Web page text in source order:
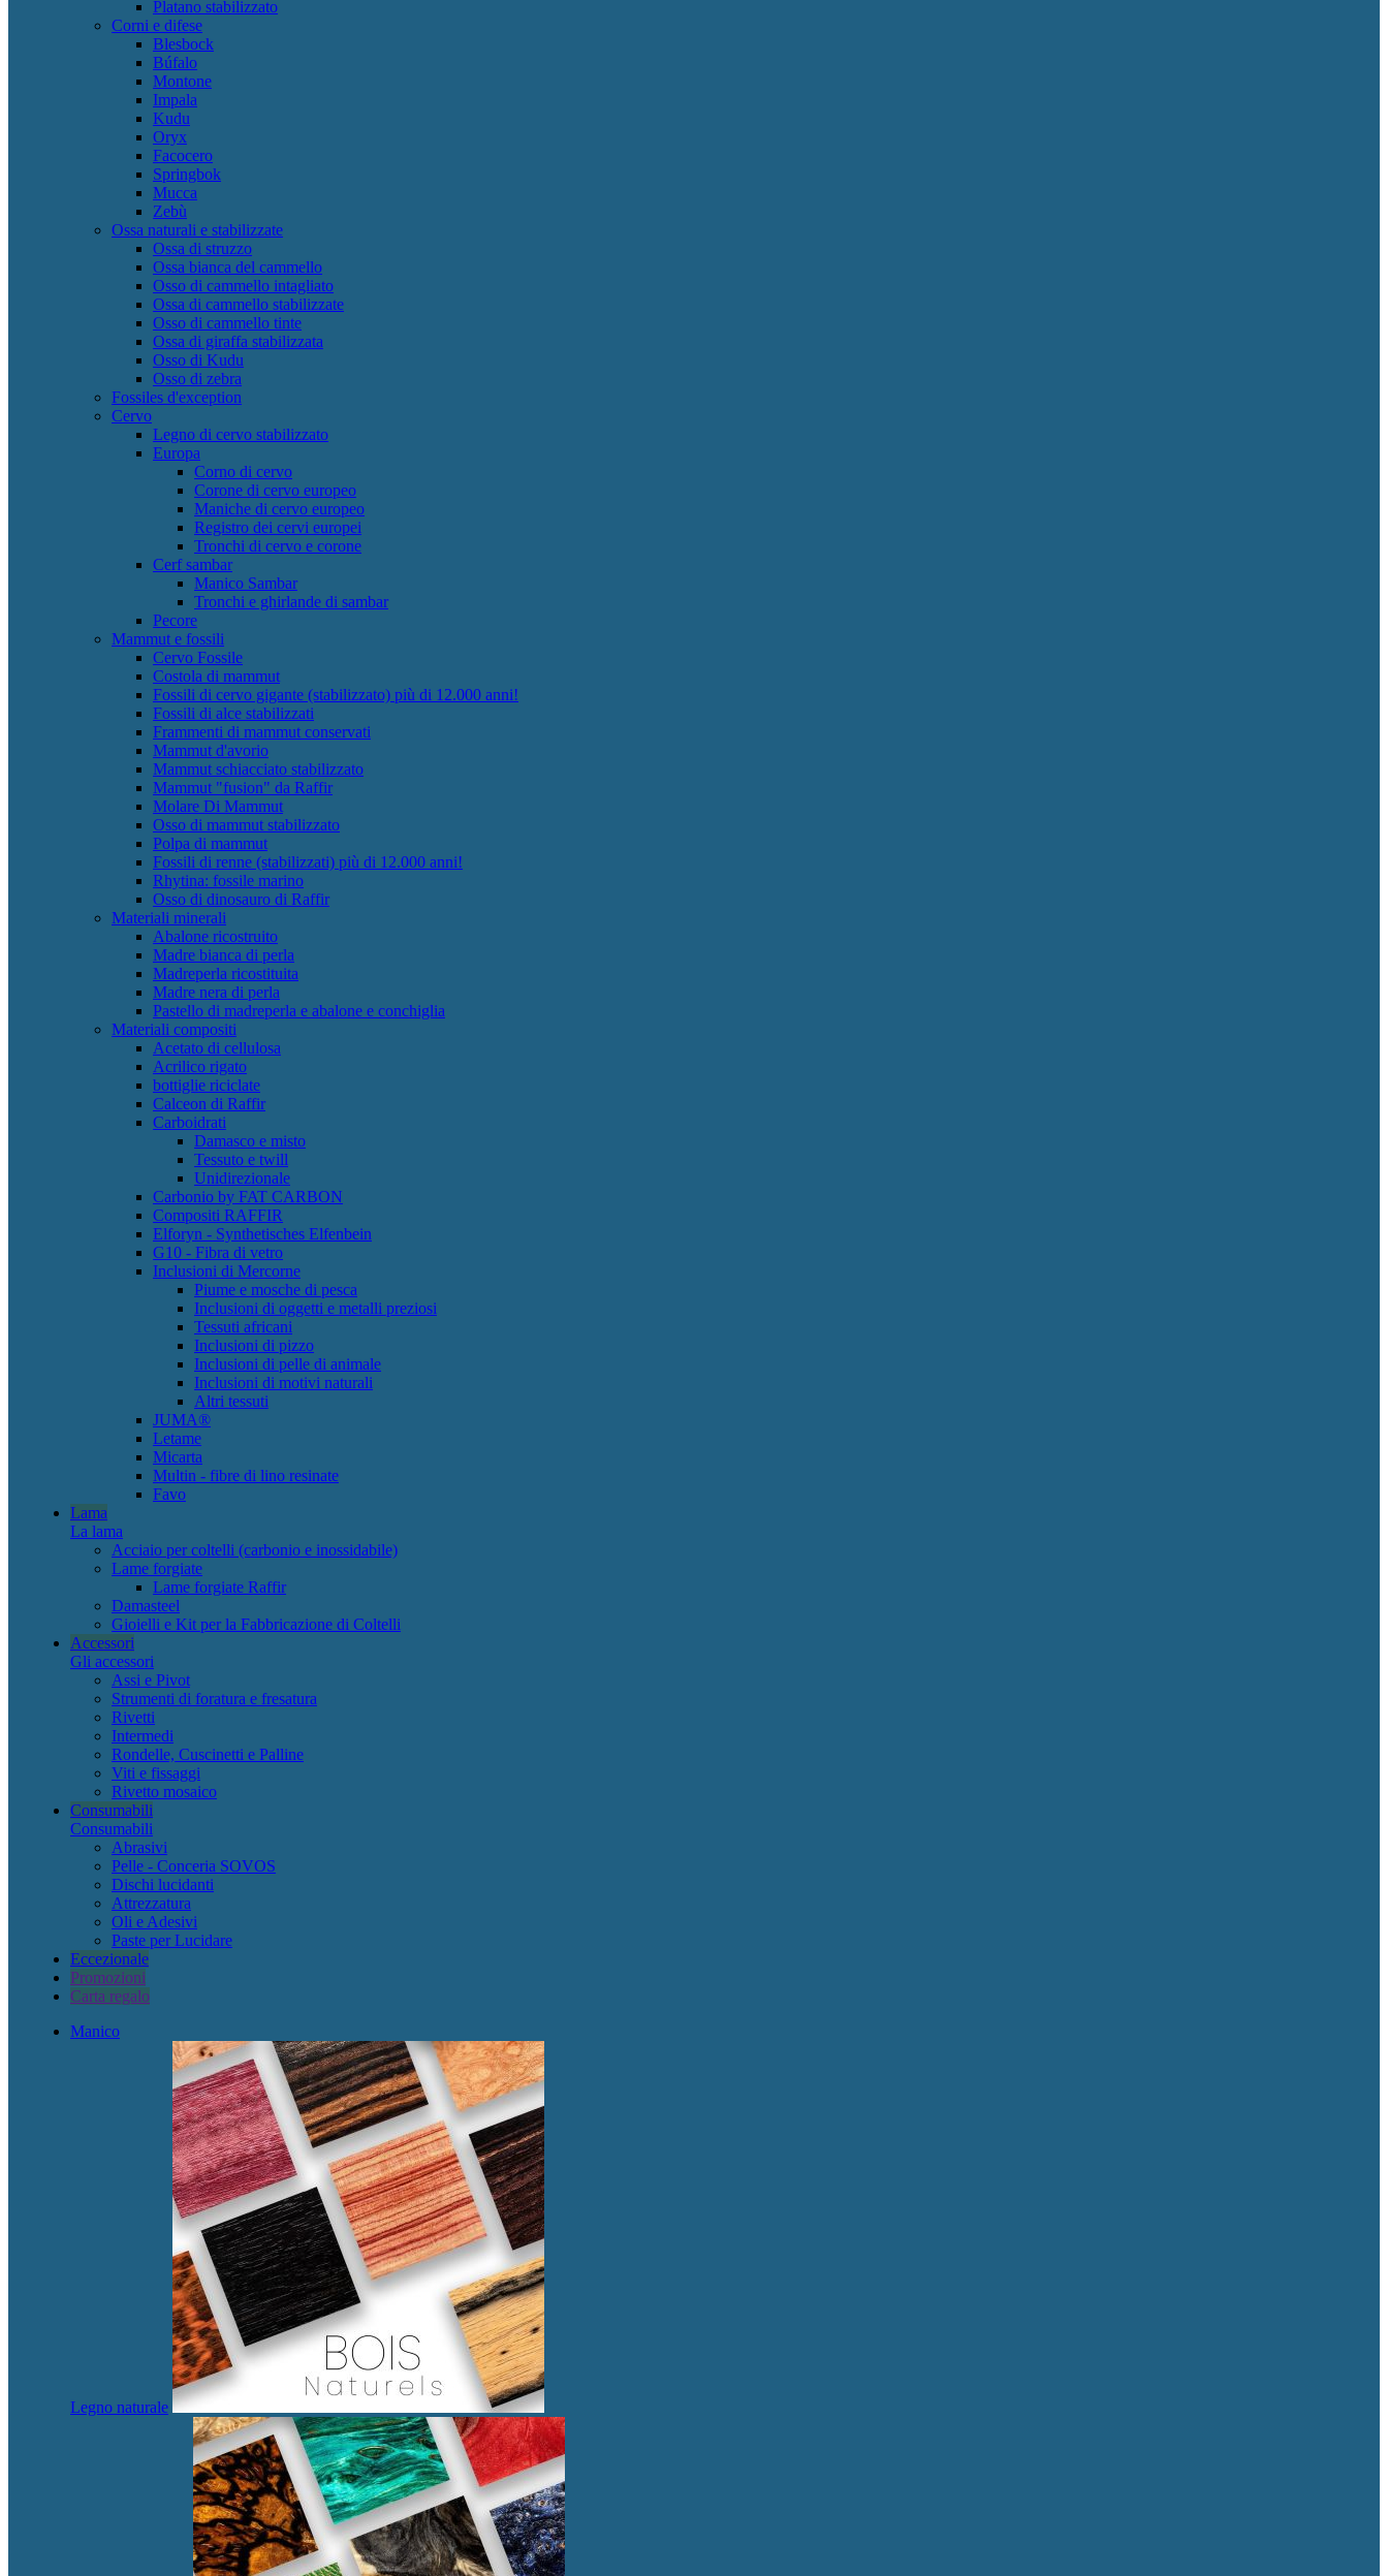
Platano stabilizzato
Corni e difese
Blesbock
Búfalo
Montone
Impala
Kudu
Oryx
Facocero
Springbok
Mucca
Zebù
Ossa naturali e stabilizzate
Ossa di struzzo
Ossa bianca del cammello
Osso di cammello intagliato
Ossa di cammello stabilizzate
Osso di cammello tinte
Ossa di giraffa stabilizzata
Osso di Kudu
Osso di zebra
Fossiles d'exception
Cervo
Legno di cervo stabilizzato
Europa
Corno di cervo
Corone di cervo europeo
Maniche di cervo europeo
Registro dei cervi europei
Tronchi di cervo e corone
Cerf sambar
Manico Sambar
Tronchi e ghirlande di sambar
Pecore
Mammut e fossili
Cervo Fossile
Costola di mammut
Fossili di cervo gigante (stabilizzato) più di 12.000 anni!
Fossili di alce stabilizzati
Frammenti di mammut conservati
Mammut d'avorio
Mammut schiacciato stabilizzato
Mammut "fusion" da Raffir
Molare Di Mammut
Osso di mammut stabilizzato
Polpa di mammut
Fossili di renne (stabilizzati) più di 12.000 anni!
Rhytina: fossile marino
Osso di dinosauro di Raffir
Materiali minerali
Abalone ricostruito
Madre bianca di perla
Madreperla ricostituita
Madre nera di perla
Pastello di madreperla e abalone e conchiglia
Materiali compositi
Acetato di cellulosa
Acrilico rigato
bottiglie riciclate
Calceon di Raffir
Carboidrati
Damasco e misto
Tessuto e twill
Unidirezionale
Carbonio by FAT CARBON
Compositi RAFFIR
Elforyn - Synthetisches Elfenbein
G10 - Fibra di vetro
Inclusioni di Mercorne
Piume e mosche di pesca
Inclusioni di oggetti e metalli preziosi
Tessuti africani
Inclusioni di pizzo
Inclusioni di pelle di animale
Inclusioni di motivi naturali
Altri tessuti
JUMA®
Letame
Micarta
Multin - fibre di lino resinate
Favo
Lama
La lama
Acciaio per coltelli (carbonio e inossidabile)
Lame forgiate
Lame forgiate Raffir
Damasteel
Gioielli e Kit per la Fabbricazione di Coltelli
Accessori
Gli accessori
Assi e Pivot
Strumenti di foratura e fresatura
Rivetti
Intermedi
Rondelle, Cuscinetti e Palline
Viti e fissaggi
Rivetto mosaico
Consumabili
Consumabili
Abrasivi
Pelle - Conceria SOVOS
Dischi lucidanti
Attrezzatura
Oli e Adesivi
Paste per Lucidare
Eccezionale
Promozioni
Carta regalo
Manico
Legno naturale